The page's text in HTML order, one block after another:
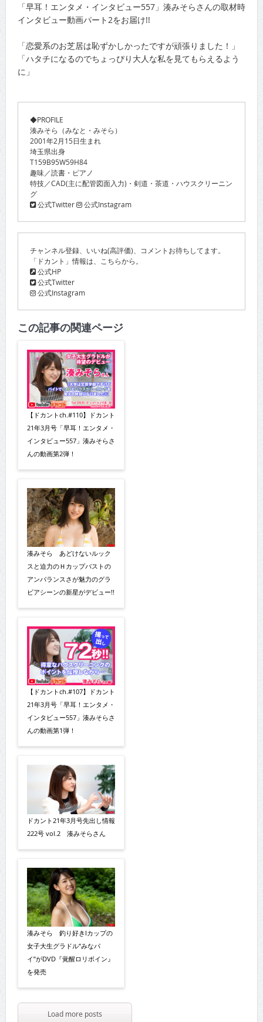
「早耳！エンタメ・インタビュー557」湊みそらさんの取材時
インタビュー動画パート2をお届け!!
「恋愛系のお芝居は恥ずかしかったですが頑張りました！」
「ハタチになるのでちょっぴり大人な私を見てもらえるよう
に」
◆PROFILE
湊みそら（みなと・みそら）
2001年2月15日生まれ
埼玉県出身
T159B95W59H84
趣味／読書・ピアノ
特技／CAD(主に配管図面入力)・剣道・茶道・ハウスクリーニン
グ
公式Twitter
公式Instagram
チャンネル登録、いいね(高評価)、コメントお待ちしてます。
「ドカント」情報は、こちらから。
公式HP
公式Twitter
公式Instagram
この記事の関連ページ
【ドカントch.#110】ドカント
21年3月号「早耳！エンタメ・
インタビュー557」湊みそらさ
んの動画第2弾！
湊みそら あどけないルック
スと迫力のＨカップバストの
アンバランスさが魅力のグラ
ビアシーンの新星がデビュー!!
【ドカントch.#107】ドカント
21年3月号「早耳！エンタメ・
インタビュー557」湊みそらさ
んの動画第1弾！
ドカント21年3月号先出し情報
222号 vol.2 湊みそらさん
湊みそら 釣り好きIカップの
女子大生グラドル“みなパ
イ”がDVD『覚醒ロリボイン』
を発売
Load more posts